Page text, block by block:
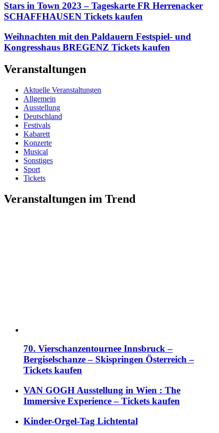
Stars in Town 2023 – Tageskarte FR Herrenacker
SCHAFFHAUSEN Tickets kaufen
Weihnachten mit den Paldauern Festspiel- und
Kongresshaus BREGENZ Tickets kaufen
Veranstaltungen
Aktuelle Veranstaltungen
Allgemein
Ausstellung
Deutschland
Festivals
Kabarett
Konzerte
Musical
Sonstiges
Sport
Tickets
Veranstaltungen im Trend
70. Vierschanzentournee Innsbruck –
Bergiselschanze – Skispringen Österreich –
Tickets kaufen
VAN GOGH Ausstellung in Wien : The
Immersive Experience – Tickets kaufen
Kinder-Orgel-Tag Lichtental